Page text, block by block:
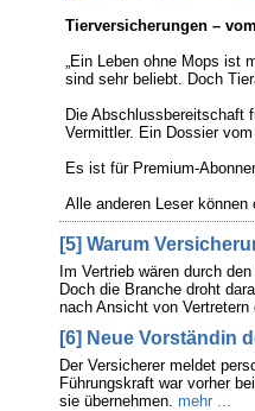
Tierversicherungen –
„Ein Leben ohne Mops ist
sind sehr beliebt. Doch
Die Abschlussbereitschaft
Vermittler. Ein Dossier
Es ist für Premium-
Alle anderen Leser können
[5] Warum
Im Vertrieb wären durch
Doch die Branche droht
nach Ansicht von
[6] Neue Vorständin
Der Versicherer meldet
Führungskraft war vorher
sie übernehmen. mehr ...